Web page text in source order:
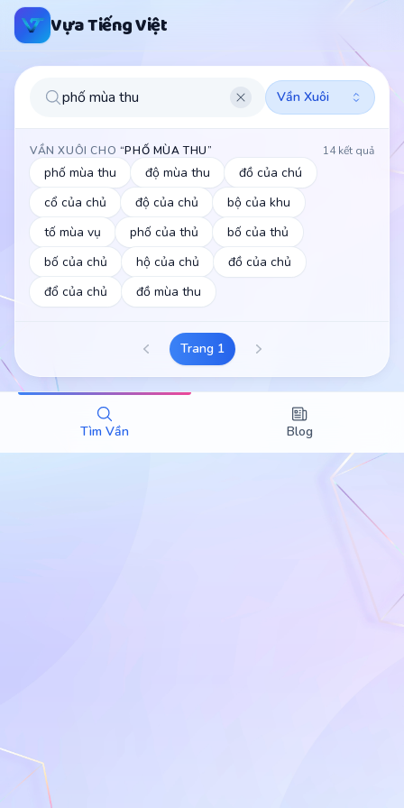
Vựa Tiếng Việt
Công cụ sáng tạo vần với AI
Tìm Vần: Từ Điển Vần Rap Mọi Lúc
Gợi ý: tìm vần, web tìm vần, tìm vần online, vần đảo, cậu vàng
Vần Xuôi
VẦN XUÔI CHO “PHỐ MÙA THU” 14kết quả
phố mùa thu độ mùa thu
đồ của chú
cổ của chủ
độ của chủ
bộ của khu
tố mùa vụ
phố của thủ
bố của thủ
bố của chủ
hộ của chủ
đồ của chủ
đổ của chủ
đồ mùa thu
Trang 1
Tìm Vần Blog